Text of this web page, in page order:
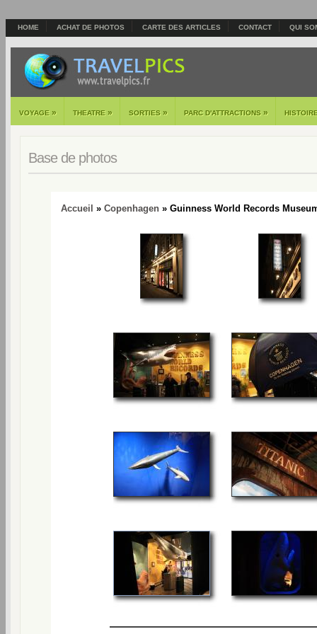
HOME ACHAT DE PHOTOS CARTE DES ARTICLES CONTACT QUI
VOYAGE » THEATRE » SORTIES » PARC D'ATTRACTIONS »
Base de photos
Accueil » Copenhagen » Guinness World Records